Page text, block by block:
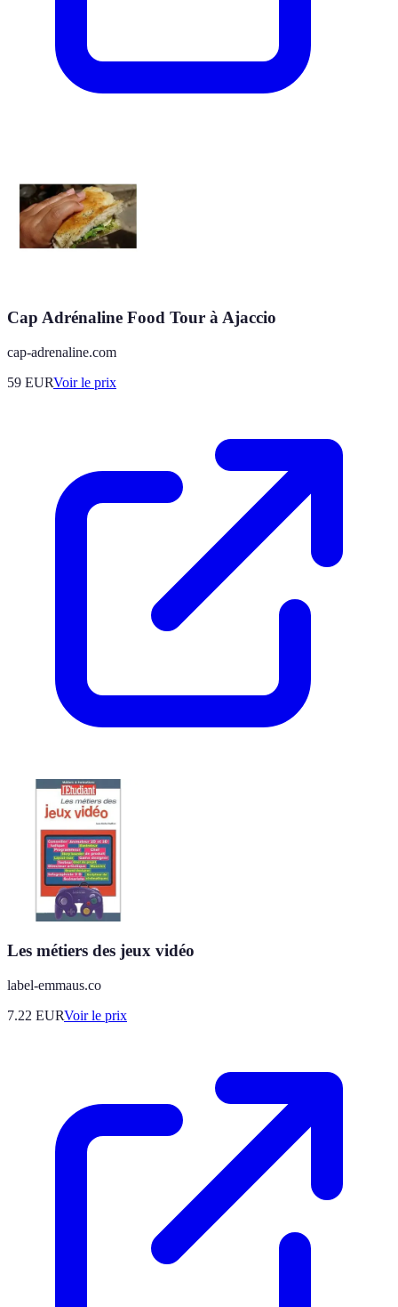
Cap Adrénaline Food Tour à Ajaccio
cap-adrenaline.com
59 EURVoir le prix
Les métiers des jeux vidéo
label-emmaus.co
7.22 EURVoir le prix